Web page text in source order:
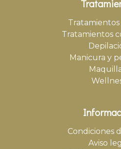
Tratamientos
Tratamientos
Manicura y
Condiciones
Aviso